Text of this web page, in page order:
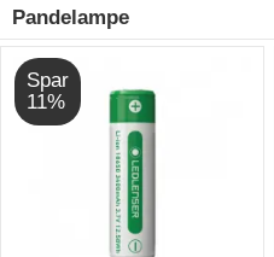
Pandelampe
Spar
11%